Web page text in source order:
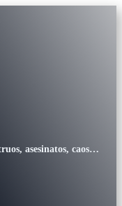
asesinatos, caos…